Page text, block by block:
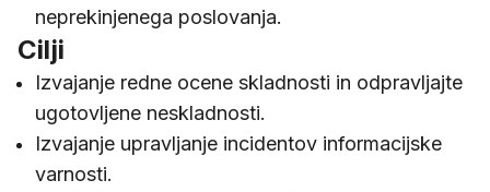
neprekinjenega poslovanja.
Cilji
Izvajanje redne ocene skladnosti in odpravljajte
ugotovljene neskladnosti.
Izvajanje upravljanje incidentov informacijske
varnosti.